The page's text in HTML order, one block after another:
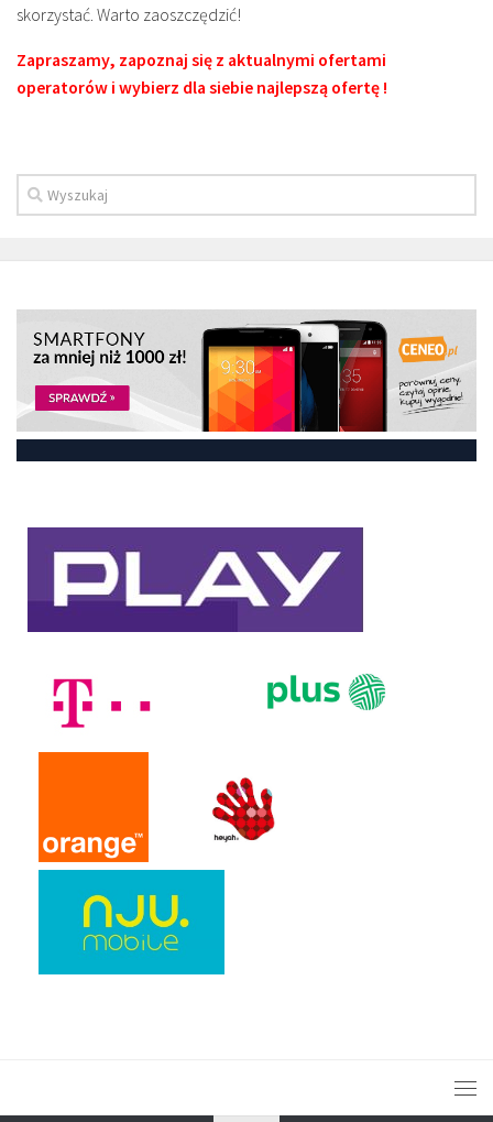
skorzystać. Warto zaoszczędzić!
Zapraszamy, zapoznaj się z aktualnymi ofertami
operatorów i wybierz dla siebie najlepszą ofertę !